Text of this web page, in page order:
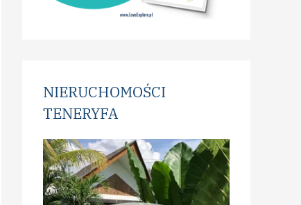
NIERUCHOMOŚCI
TENERYFA